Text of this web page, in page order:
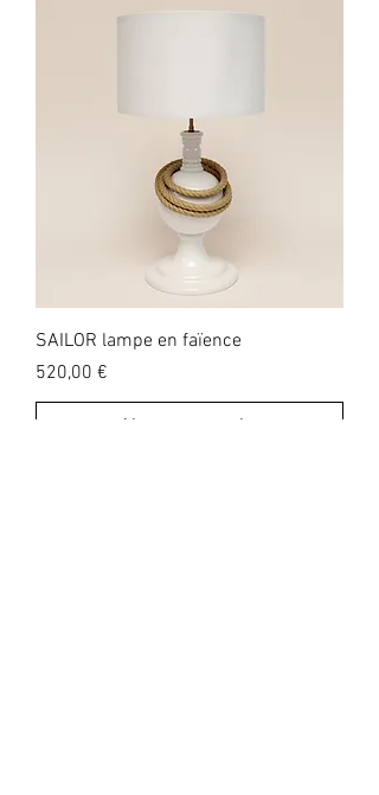
SAILOR lampe en faïence
Prix
520,00 €
Ajouter au panier